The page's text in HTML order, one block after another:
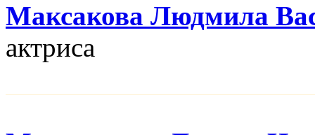
Максакова Людмила
актриса